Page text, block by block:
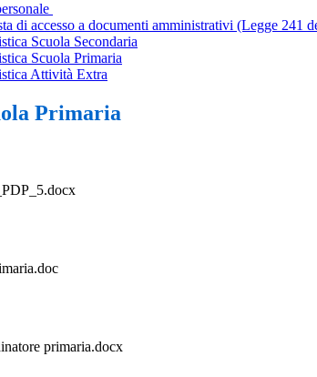
di accesso a documenti amministrativi (Legge 241
Scuola Secondaria
Scuola Primaria
Attività Extra
Primaria
primaria.docx